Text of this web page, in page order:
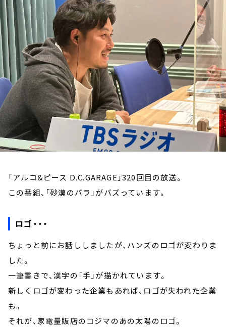
お知らせ
イベント・グッズ
YouTube
会社情報
「アルコ&ピース D.C.GARAGE」320回目の放送。
この番組、「砂漠のバラ」がバズっています。
ロゴ・・・
ちょっと前にお話ししましたが、ハンズのロゴが変わりま
した。
一筆書きで、漢字の「手」が描かれています。
新しくロゴが変わった企業もあれば、ロゴが失われた企業
も。
それが、家電量販店のコジマのあの太陽のロゴ。